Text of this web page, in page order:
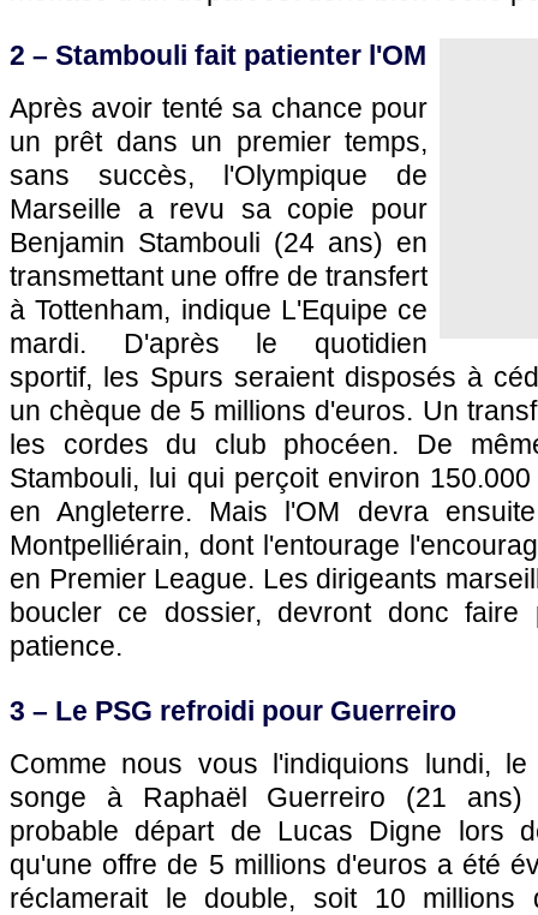
2 – Stambouli fait patienter l'OM
Après avoir tenté sa chance pour
un prêt dans un premier temps,
sans succès, l'Olympique de
Marseille a revu sa copie pour
Benjamin Stambouli (24 ans) en
transmettant une offre de transfert
à Tottenham, indique L'Equipe ce
mardi. D'après le quotidien
sportif, les Spurs seraient disposés à
un chèque de 5 millions d'euros. Un
les cordes du club phocéen. De
Stambouli, lui qui perçoit environ
en Angleterre. Mais l'OM devra
Montpelliérain, dont l'entourage
en Premier League. Les dirigeants
boucler ce dossier, devront donc
patience.
3 – Le PSG refroidi pour Guerreiro
Comme nous vous l'indiquions lundi, le
songe à Raphaël Guerreiro (21 ans)
probable départ de Lucas Digne lors
qu'une offre de 5 millions d'euros a été
réclamerait le double, soit 10 millions